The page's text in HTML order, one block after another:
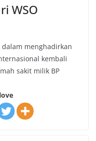
WSO
dalam menghadirkan
kembali
sakit milik BP